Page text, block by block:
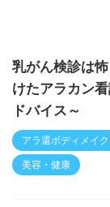
乳がん検診は
けたアラカン
ドバイス～
アラ還ボディメイク
美容・健康